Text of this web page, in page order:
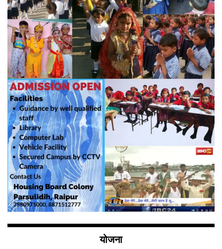
योजना